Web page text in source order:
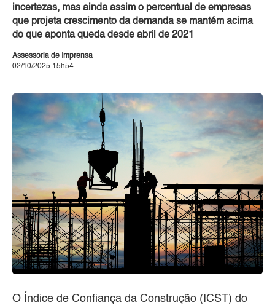
incertezas, mas ainda assim o percentual de empresas
que projeta crescimento da demanda se mantém acima
do que aponta queda desde abril de 2021
Assessoria de Imprensa
02/10/2025 15h54
O Índice de Confiança da Construção (ICST) do